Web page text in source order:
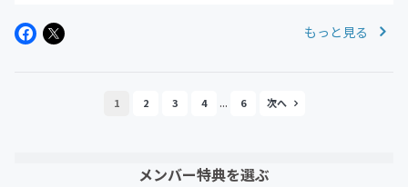
もっと見る
1 2 3 4 ... 6
メンバー特典を選ぶ